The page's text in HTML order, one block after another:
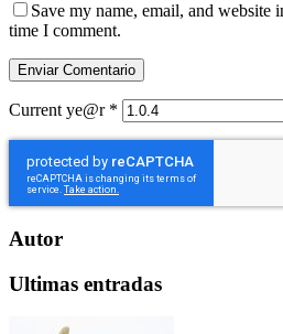
Save my name, email, and website
time I comment.
Current ye@r *
Autor
Ultimas entradas